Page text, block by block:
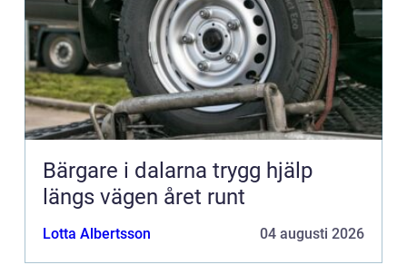
Bärgare i dalarna trygg hjälp
längs vägen året runt
Lotta Albertsson 04 augusti 2026